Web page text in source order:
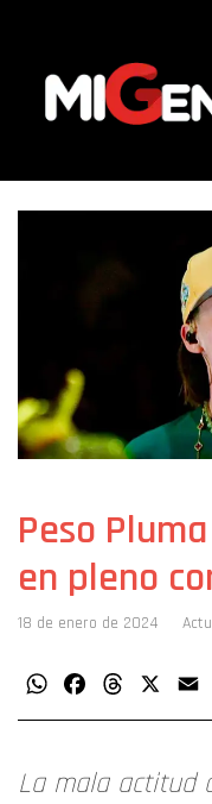
Peso
en pleno
18 de enero de 2024
WhatsAppFacebookThreads
La mala actitud